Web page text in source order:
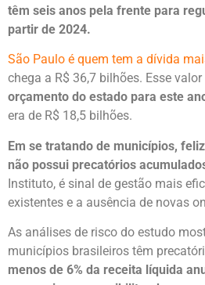
têm seis anos pela frente para
partir de 2024.
São Paulo é quem tem a dívida
chega a R$ 36,7 bilhões. Esse
orçamento do estado para este
era de R$ 18,5 bilhões.
Em se tratando de municípios,
não possui precatórios
Instituto, é sinal de gestão mais
existentes e a ausência de novas
As análises de risco do estudo
municípios brasileiros têm
menos de 6% da receita líquida